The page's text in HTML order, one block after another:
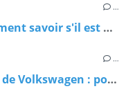
…
Site de comparaison auto : comment savoir s'il est digne de confiance ?
…
Les atouts des derniers modèles de Volkswagen : pourquoi les choisir ?